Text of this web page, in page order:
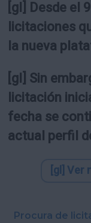
[gl] Desde el
licitaciones
la nueva
[gl] Sin
licitación
fecha se
actual perfil
[gl] Ver
Procura de